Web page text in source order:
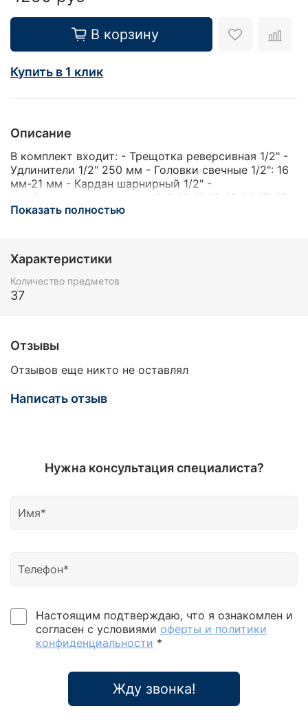
В корзину
Купить в 1 клик
Описание
В комплект входит: - Трещотка реверсивная 1/2" -
Удлинители 1/2" 250 мм - Головки свечные 1/2": 16
мм-21 мм - Кардан шарнирный 1/2" -
Комбинированные ключи: 8-9-10-11-12-13-14-15-16-
17-18-19 мм - Головки 6-граней 1/2" (L-38 мм): 8-9-
Показать полностью
Характеристики
Количество предметов
37
Отзывы
Отзывов еще никто не оставлял
Написать отзыв
Нужна консультация специалиста?
Настоящим подтверждаю, что я ознакомлен и
согласен с условиями оферты и политики
конфиденциальности *
Жду звонка!